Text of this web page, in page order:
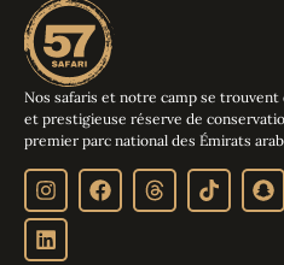
Nos safaris et notre camp se trouvent
et prestigieuse réserve de
premier parc national des Émirats